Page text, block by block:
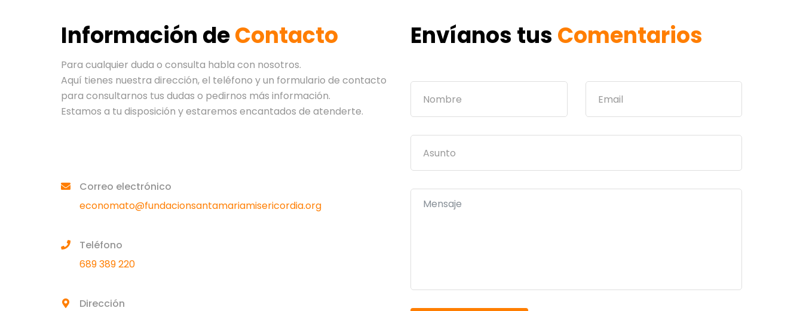
Información deContacto
Para cualquier duda o consulta habla con nosotros.
Aquí tienes nuestra dirección, el teléfono y un formulario de contacto
para consultarnos tus dudas o pedirnos más información.
Estamos a tu disposición y estaremos encantados de atenderte.
Correo electrónico
economato@fundacionsantamariamisericordia.org
Teléfono
689 389 220
Dirección
Envíanos tus Comentarios